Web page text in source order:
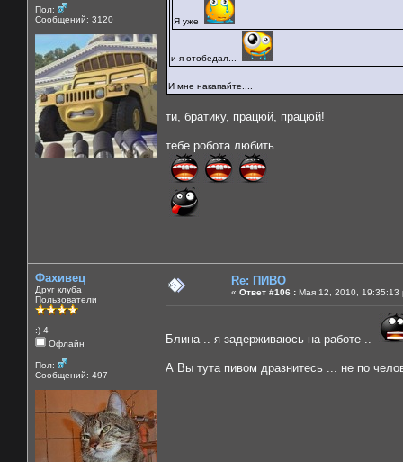
Пол:
Сообщений: 3120
Я уже
и я отобедал...
И мне накапайте....
ти, братику, працюй, працюй!
тебе робота любить...
Фахивец
Друг клуба
Пользователи
:) 4
Офлайн
Пол:
Сообщений: 497
Re: ПИВО
« Ответ #106 : Мая 12, 2010, 19:35:13
Блина .. я задерживаюсь на работе ..
А Вы тута пивом дразнитесь ... не по